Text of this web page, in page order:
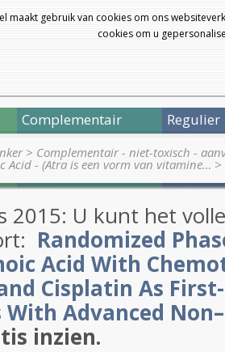
maakt gebruik van cookies om ons
cookies om u
Complementair Regulier
> Complementair - niet-toxisch -
Acid - (Atra is een vorm van vitamine… >
2015: U kunt het
Randomized
Acid With
Cisplatin As
Advanced
inzien.